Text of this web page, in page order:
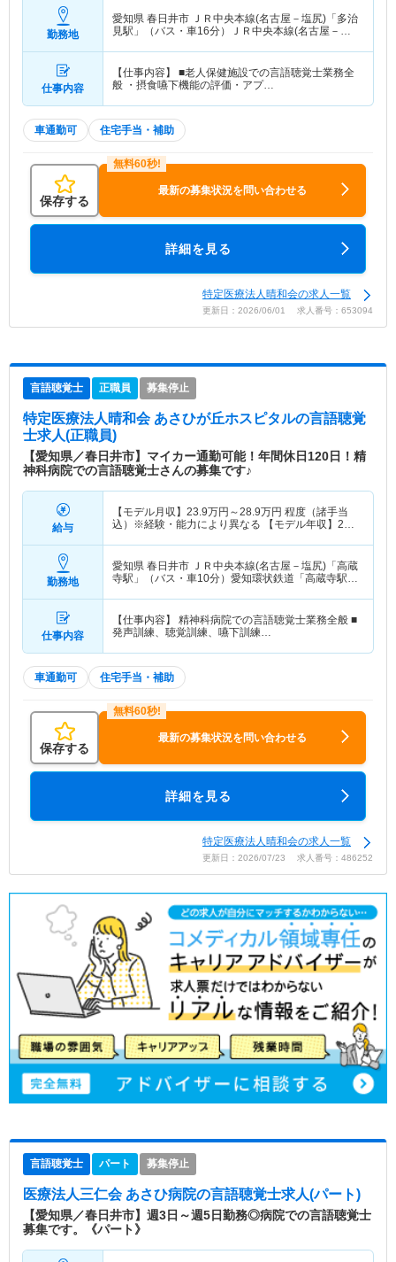
勤務地
愛知県 春日井市 ＪＲ中央本線(名古屋－塩尻)「多治
見駅」（バス・車16分）ＪＲ中央本線(名古屋－塩
仕事内容
【仕事内容】 ■老人保健施設での言語聴覚士業務全
般 ・摂食嚥下機能の評価・アプ…
車通勤可 住宅手当・補助
保存する
最新の募集状況を問い合わせる
詳細を見る
特定医療法人晴和会の求人一覧
更新日：2026/06/01 求人番号：653094
言語聴覚士 正職員 募集停止
特定医療法人晴和会 あさひが丘ホスピタルの言語聴覚
士求人(正職員)
【愛知県／春日井市】マイカー通勤可能！年間休日120日！精
神科病院での言語聴覚士さんの募集です♪
給与
【モデル月収】 23.9万円～28.9万円 程度（諸手当
込）※経験・能力により異なる 【モデル年収】 270
勤務地
愛知県 春日井市 ＪＲ中央本線(名古屋－塩尻)「高蔵
寺駅」（バス・車10分）愛知環状鉄道「高蔵寺駅」
仕事内容
【仕事内容】 精神科病院での言語聴覚士業務全般 ■
発声訓練、聴覚訓練、嚥下訓練…
車通勤可 住宅手当・補助
保存する
最新の募集状況を問い合わせる
詳細を見る
特定医療法人晴和会の求人一覧
更新日：2026/07/23 求人番号：486252
言語聴覚士 パート 募集停止
医療法人三仁会 あさひ病院の言語聴覚士求人(パート)
【愛知県／春日井市】週3日～週5日勤務◎病院での言語聴覚士
募集です。《パート》